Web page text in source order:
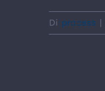
Di process